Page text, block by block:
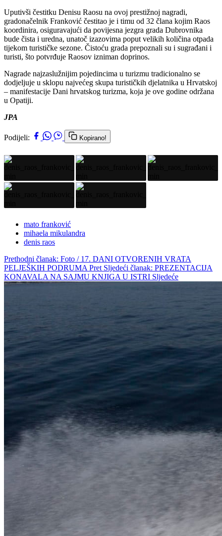
Uputivši čestitku Denisu Raosu na ovoj prestižnoj nagradi,
gradonačelnik Franković čestitao je i timu od 32 člana kojim Raos
koordinira, osiguravajući da povijesna jezgra grada Dubrovnika
bude čista i uredna, unatoč izazovima poput velikih količina otpada
tijekom turističke sezone. Čistoću grada prepoznali su i sugrađani i
turisti, što potvrđuje Raosov izniman doprinos.
Nagrade najzaslužnijim pojedincima u turizmu tradicionalno se
dodjeljuje u sklopu najvećeg skupa turističkih djelatnika u Hrvatskoj
– manifestacije Dani hrvatskog turizma, koja je ove godine održana
u Opatiji.
JPA
Podijeli: Kopirano!
mato franković
mihaela mikulandra
denis raos
Prethodni članak: Foto / 17. DANI OTVORENIH VRATA
PELJEŠKIH PODRUMA Pret Sljedeći članak: PREZENTACIJA
KONAVALA NA SAJMU KNJIGA U ISTRI Sljedeće